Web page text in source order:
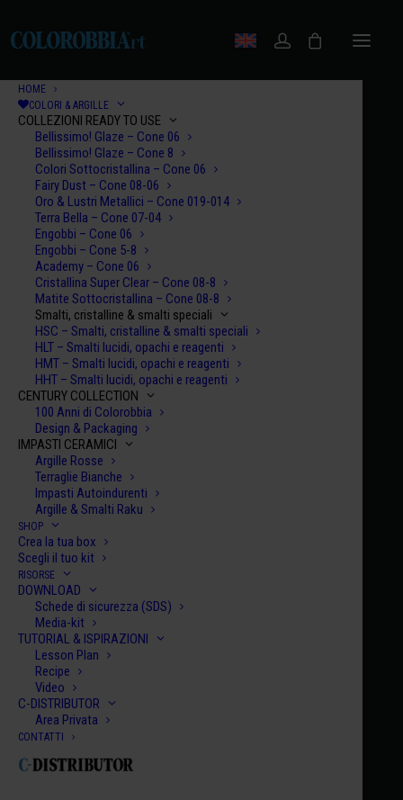
HOME
COLORI & ARGILLE
COLLEZIONI READY TO USE
Bellissimo! Glaze – Cone 06
Bellissimo! Glaze – Cone 8
Colori Sottocristallina – Cone 06
Fairy Dust – Cone 08-06
Oro & Lustri Metallici – Cone 019-014
Terra Bella – Cone 07-04
Engobbi – Cone 06
Engobbi – Cone 5-8
Academy – Cone 06
Cristallina Super Clear – Cone 08-8
Matite Sottocristallina – Cone 08-8
Smalti, cristalline & smalti speciali
HSC – Smalti, cristalline & smalti speciali
HLT – Smalti lucidi, opachi e reagenti
HMT – Smalti lucidi, opachi e reagenti
HHT – Smalti lucidi, opachi e reagenti
CENTURY COLLECTION
100 Anni di Colorobbia
Design & Packaging
IMPASTI CERAMICI
Argille Rosse
Terraglie Bianche
Impasti Autoindurenti
Argille & Smalti Raku
SHOP
Crea la tua box
Scegli il tuo kit
RISORSE
DOWNLOAD
Schede di sicurezza (SDS)
Media-kit
TUTORIAL & ISPIRAZIONI
Lesson Plan
Recipe
Video
C-DISTRIBUTOR
Area Privata
CONTATTI
VILAFAMES